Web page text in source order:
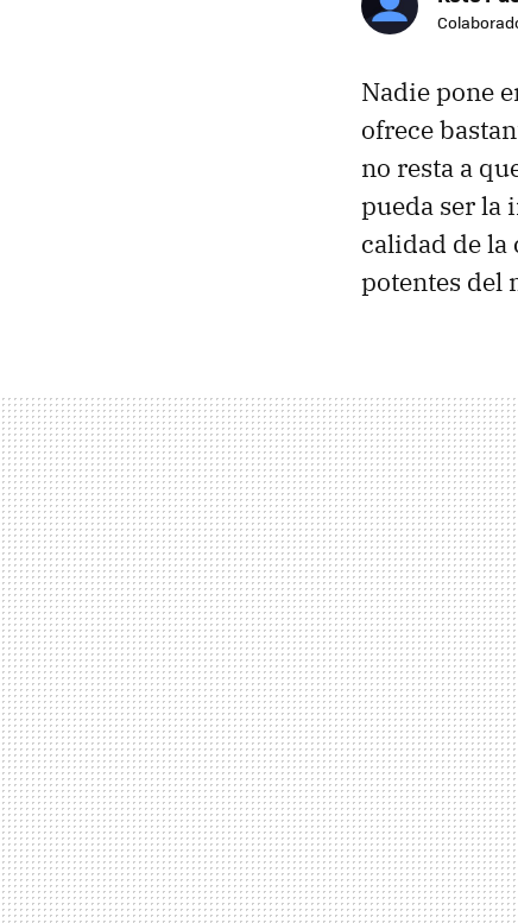
Nadie pone
ofrece
no resta a
pueda ser la
calidad de la
potentes del